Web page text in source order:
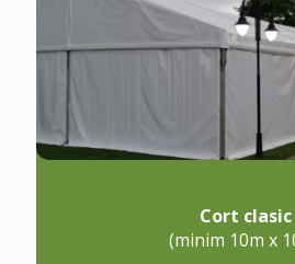
Cort clasic
(minim 10m x